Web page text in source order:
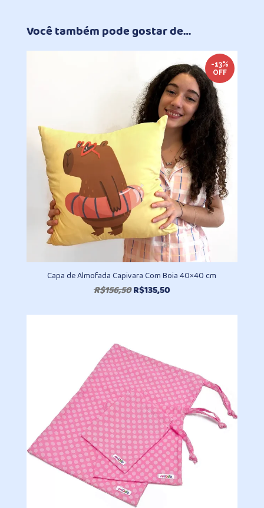
Você também pode gostar de…
-13%
OFF
Capa de Almofada Capivara Com Boia 40×40 cm
R$156,50O
original
R$135,50O
atual